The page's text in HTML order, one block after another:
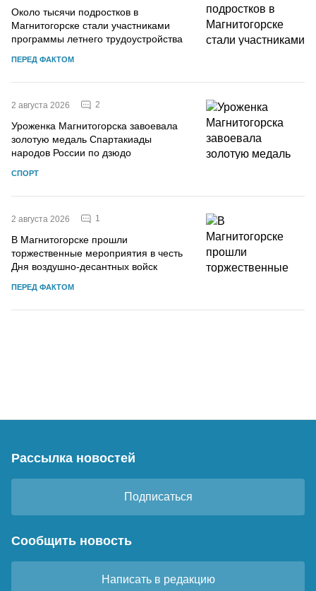
Около тысячи подростков в
Магнитогорске стали участниками
программы летнего трудоустройства
ПЕРЕД ФАКТОМ
2 августа 2026 2
Уроженка Магнитогорска завоевала
золотую медаль Спартакиады
народов России по дзюдо
СПОРТ
2 августа 2026 1
В Магнитогорске прошли
торжественные мероприятия в честь
Дня воздушно-десантных войск
ПЕРЕД ФАКТОМ
Рассылка новостей
Подписаться
Сообщить новость
Написать в редакцию